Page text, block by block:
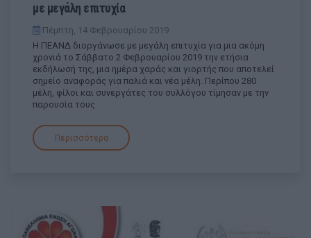
με μεγάλη επιτυχία
Πέμπτη, 14 Φεβρουαρίου 2019
Η ΠΕΑΝΔ διοργάνωσε με μεγάλη επιτυχία για μια ακόμη
χρονιά το Σάββατο 2 Φεβρουαρίου 2019 την ετήσια
εκδήλωσή της, μια ημέρα χαράς και γιορτής που αποτελεί
σημείο αναφοράς για παλιά και νέα μέλη. Περίπου 280
μέλη, φίλοι και συνεργάτες του συλλόγου τίμησαν με την
παρουσία τους
Περισσότερα